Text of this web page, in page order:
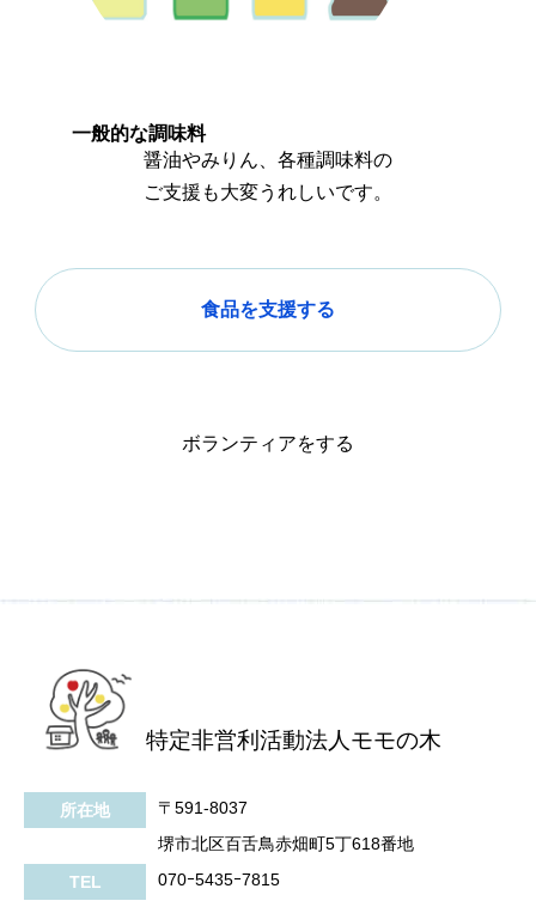
一般的な調味料
醤油やみりん、各種調味料の
ご支援も大変うれしいです。
食品を支援する
ボランティアをする
特定非営利活動法人モモの木
所在地
〒591-8037
堺市北区百舌鳥赤畑町5丁618番地
TEL
070ｰ5435ｰ7815